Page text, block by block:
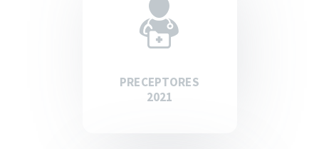
PRECEPTORES
2021